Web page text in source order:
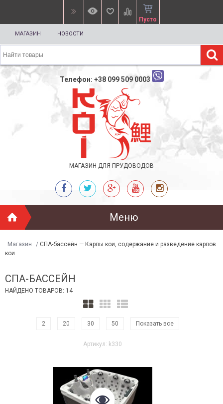
Пусто
МАГАЗИН НОВОСТИ
Телефон: +38 099 509 0003
МАГАЗИН ДЛЯ ПРУДОВОДОВ
Меню
Магазин / СПА-бассейн — Карпы кои, содержание и разведение карпов
кои
СПА-БАССЕЙН
НАЙДЕНО ТОВАРОВ: 14
2 20 30 50 Показать все
Артикул: k330